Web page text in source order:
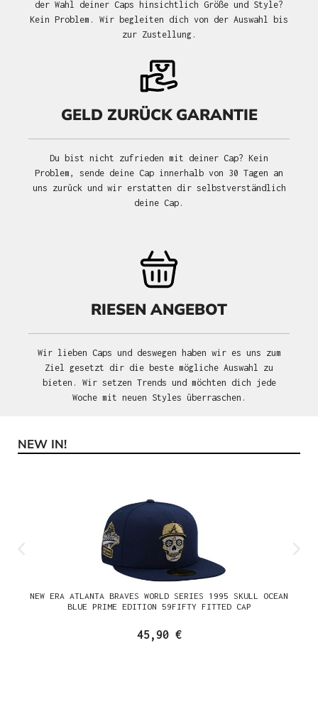
der Wahl deiner Caps hinsichtlich Größe und Style?
Kein Problem. Wir begleiten dich von der Auswahl bis
zur Zustellung.
GELD ZURÜCK GARANTIE
Du bist nicht zufrieden mit deiner Cap? Kein
Problem, sende deine Cap innerhalb von 30 Tagen an
uns zurück und wir erstatten dir selbstverständlich
deine Cap.
RIESEN ANGEBOT
Wir lieben Caps und deswegen haben wir es uns zum
Ziel gesetzt dir die beste mögliche Auswahl zu
bieten. Wir setzen Trends und möchten dich jede
Woche mit neuen Styles überraschen.
Produktgalerie überspringen
NEW IN!
NEW ERA ATLANTA BRAVES WORLD SERIES 1995 SKULL OCEAN
BLUE PRIME EDITION 59FIFTY FITTED CAP
45,90 €